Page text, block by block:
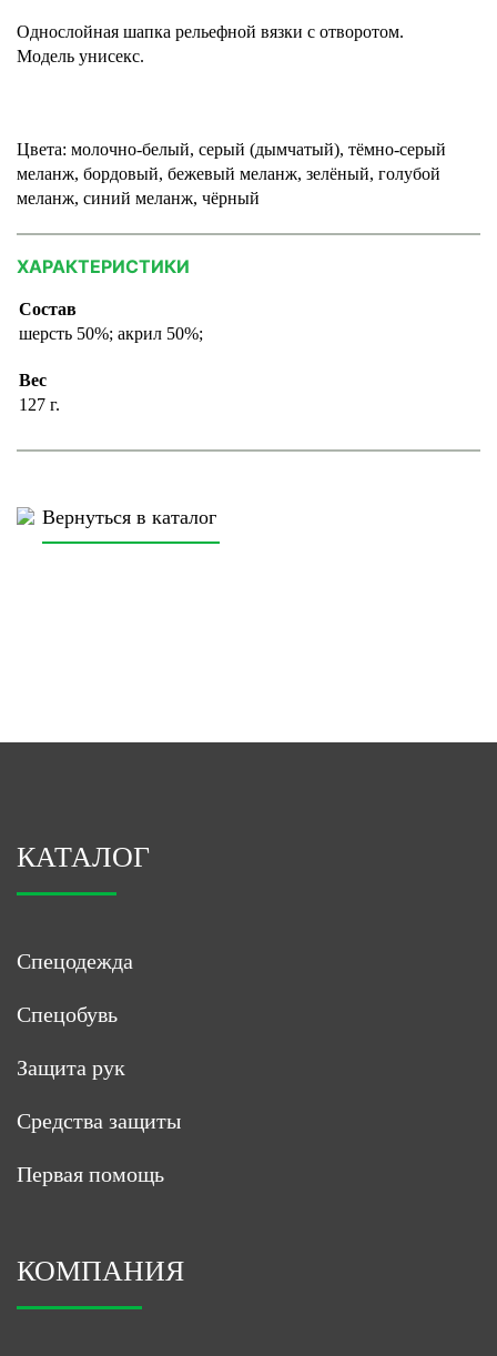
Однослойная шапка рельефной вязки с отворотом.
Модель унисекс.
Цвета: молочно-белый, серый (дымчатый), тёмно-серый
меланж, бордовый, бежевый меланж, зелёный, голубой
меланж, синий меланж, чёрный
ХАРАКТЕРИСТИКИ
Состав
шерсть 50%; акрил 50%;
Вес
127 г.
Вернуться в каталог
КАТАЛОГ
Спецодежда
Спецобувь
Защита рук
Средства защиты
Первая помощь
КОМПАНИЯ